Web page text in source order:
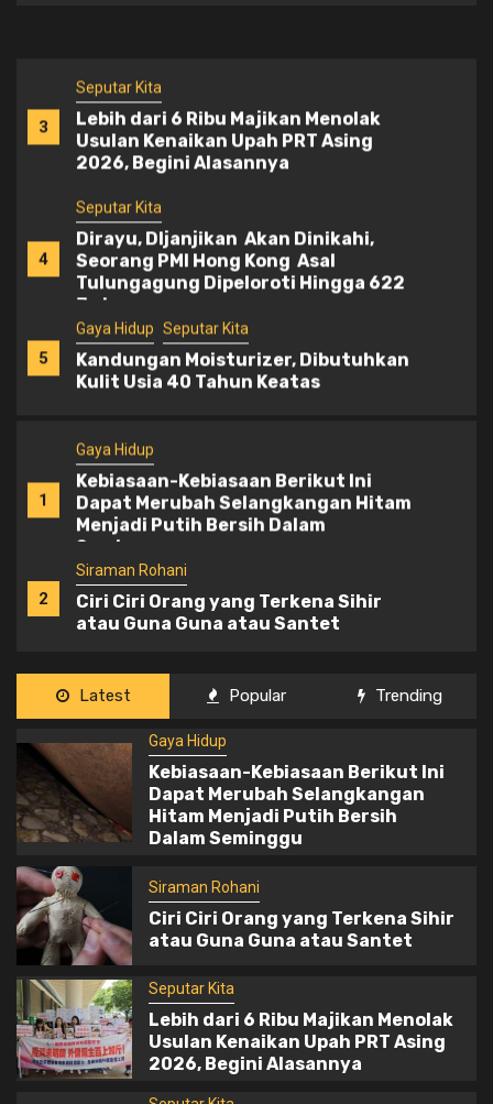
3
Seputar Kita
Lebih dari 6 Ribu Majikan Menolak
Usulan Kenaikan Upah PRT Asing
2026, Begini Alasannya
4
Seputar Kita
Dirayu, DIjanjikan Akan Dinikahi,
Seorang PMI Hong Kong Asal
Tulungagung Dipeloroti Hingga 622
Juta
5
Gaya Hidup Seputar Kita
Kandungan Moisturizer, Dibutuhkan
Kulit Usia 40 Tahun Keatas
1
Gaya Hidup
Kebiasaan-Kebiasaan Berikut Ini
Dapat Merubah Selangkangan Hitam
Menjadi Putih Bersih Dalam
Seminggu
2
Siraman Rohani
Ciri Ciri Orang yang Terkena Sihir
atau Guna Guna atau Santet
Seputar Kita
Lebih dari 6 Ribu Majikan Menolak
Usulan Kenaikan Upah PRT Asing
2026, Begini Alasannya
Seputar Kita
Dirayu, DIjanjikan Akan Dinikahi,
Seorang PMI Hong Kong Asal
Tulungagung Dipeloroti Hingga 622
Juta
5
Gaya Hidup Seputar Kita
Kandungan Moisturizer, Dibutuhkan
Kulit Usia 40 Tahun Keatas
Latest Popular Trending
Gaya Hidup
Kebiasaan-Kebiasaan Berikut Ini
Dapat Merubah Selangkangan
Hitam Menjadi Putih Bersih
Dalam Seminggu
Siraman Rohani
Ciri Ciri Orang yang Terkena Sihir
atau Guna Guna atau Santet
Seputar Kita
Lebih dari 6 Ribu Majikan Menolak
Usulan Kenaikan Upah PRT Asing
2026, Begini Alasannya